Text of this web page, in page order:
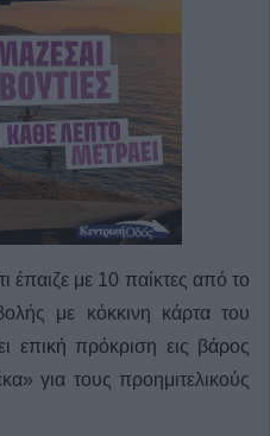
με 10 παίκτες από το
με κόκκινη κάρτα του
επική πρόκριση εις βάρος
για τους προημιτελικούς